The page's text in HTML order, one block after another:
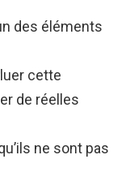
des éléments
cette
de réelles
ne sont pas